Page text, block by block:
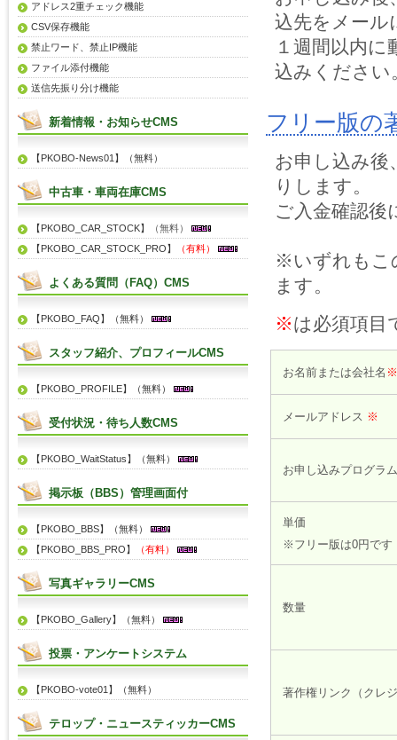
込先をメール
１週間以内
込みください
フリー版の
お申し込み後
りします。
ご入金確認後
※いずれもこ
ます。
※は必須項目
お名前または会社名 ※
メールアドレス ※
お申し込みプログラ
単価
※フリー版は0円です
数量
著作権リンク（クレ
アドレス2重チェック機能
CSV保存機能
禁止ワード、禁止IP機能
ファイル添付機能
送信先振り分け機能
新着情報・お知らせCMS
【PKOBO-News01】（無料）
中古車・車両在庫CMS
【PKOBO_CAR_STOCK】
（無料）
【PKOBO_CAR_STOCK_PRO】
（有料）
よくある質問（FAQ）CMS
【PKOBO_FAQ】（無料）
スタッフ紹介、プロフィールCMS
【PKOBO_PROFILE】（無料）
受付状況・待ち人数CMS
【PKOBO_WaitStatus】（無料）
掲示板（BBS）管理画面付
【PKOBO_BBS】（無料）
【PKOBO_BBS_PRO】
（有料）
写真ギャラリーCMS
【PKOBO_Gallery】（無料）
投票・アンケートシステム
【PKOBO-vote01】（無料）
テロップ・ニュースティッカーCMS